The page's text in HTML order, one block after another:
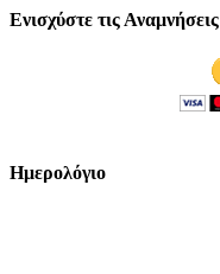
Ενισχύστε τις Αναμνήσεις
Ημερολόγιο